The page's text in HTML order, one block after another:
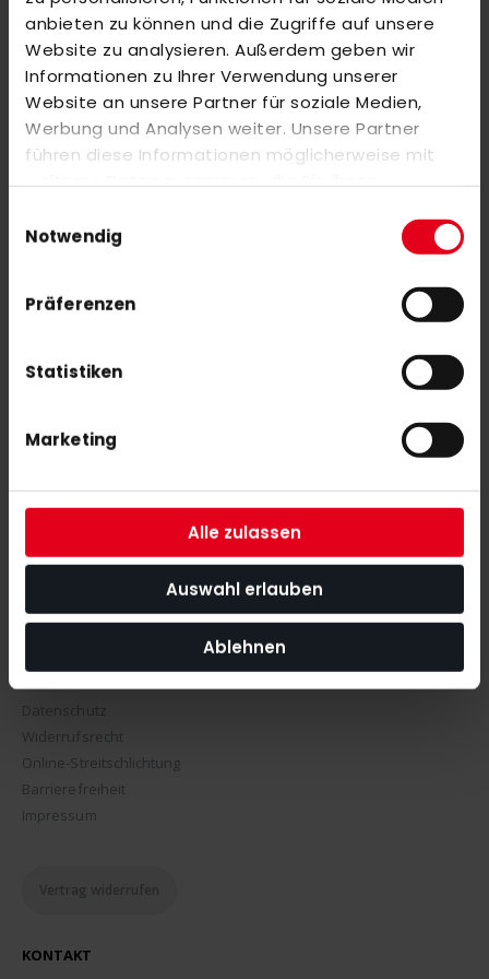
anbieten zu können und die Zugriffe auf unsere
Website zu analysieren. Außerdem geben wir
Informationen zu Ihrer Verwendung unserer
Website an unsere Partner für soziale Medien,
Werbung und Analysen weiter. Unsere Partner
führen diese Informationen möglicherweise mit
weiteren Daten zusammen, die Sie ihnen
Nutzung der Dienste gesammelt haben.
Notwendig
Präferenzen
Statistiken
Marketing
Alle zulassen
Auswahl erlauben
Ablehnen
ABONNIEREN
MEIN ACCOUNT
Bestellungen
Zahlungsarten
Rücksendungen
Hockeyschläger Beratung
PECO Geschichte
AGB
Datenschutz
Widerrufsrecht
Online-Streitschlichtung
Barrierefreiheit
Impressum
Vertrag widerrufen
KONTAKT